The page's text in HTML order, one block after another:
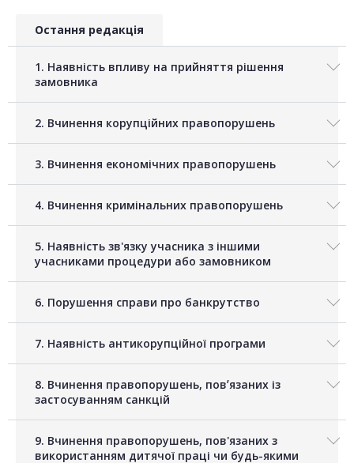
Остання редакція
1. Наявність впливу на прийняття рішення
замовника
2. Вчинення корупційних правопорушень
3. Вчинення економічних правопорушень
4. Вчинення кримінальних правопорушень
5. Наявність зв'язку учасника з іншими
учасниками процедури або замовником
6. Порушення справи про банкрутство
7. Наявність антикорупційної програми
8. Вчинення правопорушень, повʼязаних із
застосуванням санкцій
9. Вчинення правопорушень, пов'язаних з
використанням дитячої праці чи будь-якими